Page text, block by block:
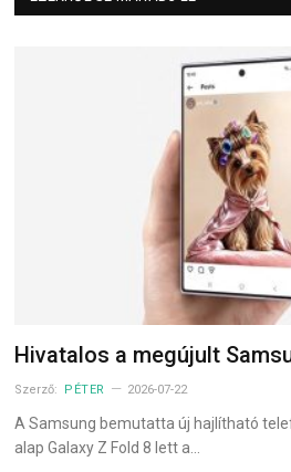
Hivatalos a megújult
Szerző: PÉTER 2026-07-22
A Samsung bemutatta új hajlítható
alap Galaxy Z Fold 8 lett a…